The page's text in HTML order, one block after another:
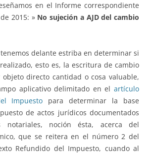
en el Informe correspondiente
2015: » No sujeción a AJD del cambio
delante estriba en determinar si
esto es, la escritura de cambio
directo cantidad o cosa valuable,
aplicativo delimitado en el artículo
Impuesto para determinar la base
de actos jurídicos documentados
notariales, noción ésta, acerca del
que se reitera en el número 2 del
Refundido del Impuesto, cuando al